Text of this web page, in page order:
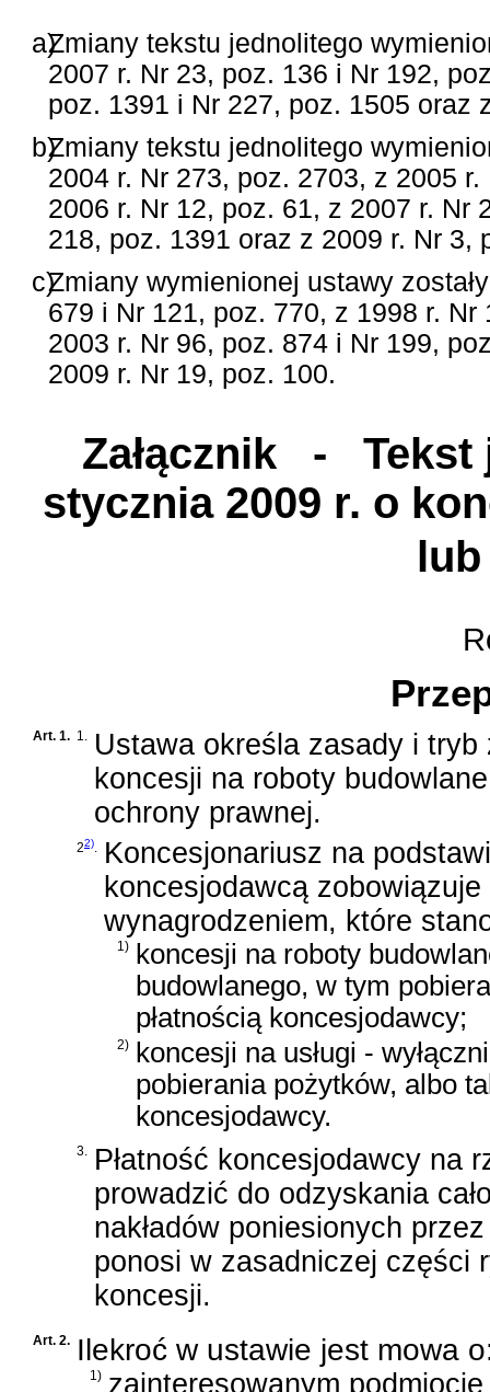
a)Zmiany tekstu jednolitego
2007 r. Nr 23, poz. 136 i Nr 192,
poz. 1391 i Nr 227, poz. 1505 oraz
b)Zmiany tekstu jednolitego
2004 r. Nr 273, poz. 2703, z 2005
2006 r. Nr 12, poz. 61, z 2007 r. Nr
218, poz. 1391 oraz z 2009 r. Nr 3,
c)Zmiany wymienionej ustawy
679 i Nr 121, poz. 770, z 1998 r.
2003 r. Nr 96, poz. 874 i Nr 199,
2009 r. Nr 19, poz. 100.
Załącznik- Tekst
stycznia 2009 r. o
lub
Art. 1. 1.
Ustawa określa zasady i tryb
koncesji na roboty
ochrony prawnej.
22)
Koncesjonariusz na
koncesjodawcą
wynagrodzeniem, które
1) koncesji na roboty
budowlanego, w tym
płatnością koncesjodawcy;
2)
koncesji na usługi -
pobierania pożytków, albo
koncesjodawcy.
3. Płatność koncesjodawcy na
prowadzić do odzyskania
nakładów poniesionych
ponosi w zasadniczej części
koncesji.
Art. 2. Ilekroć w ustawie jest mowa
1) zainteresowanym